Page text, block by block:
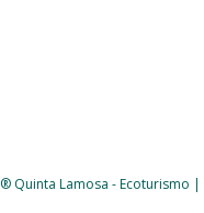
® Quinta Lamosa - Ecoturismo |